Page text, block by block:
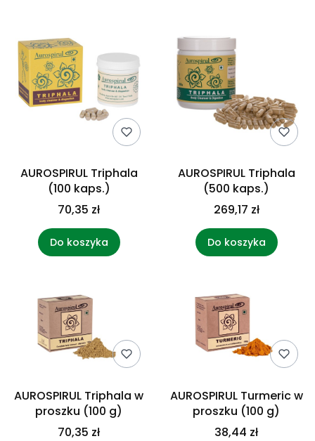
AUROSPIRUL Triphala
(100 kaps.)
70,35 zł
Do koszyka
AUROSPIRUL Triphala
(500 kaps.)
269,17 zł
Do koszyka
AUROSPIRUL Triphala w
proszku (100 g)
70,35 zł
AUROSPIRUL Turmeric w
proszku (100 g)
38,44 zł